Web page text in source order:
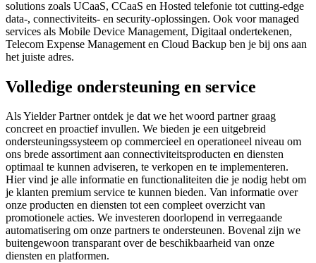
solutions zoals UCaaS, CCaaS en Hosted telefonie tot cutting-edge
data-, connectiviteits- en security-oplossingen. Ook voor managed
services als Mobile Device Management, Digitaal ondertekenen,
Telecom Expense Management en Cloud Backup ben je bij ons aan
het juiste adres.
Volledige ondersteuning en service
Als Yielder Partner ontdek je dat we het woord partner graag
concreet en proactief invullen. We bieden je een uitgebreid
ondersteuningssysteem op commercieel en operationeel niveau om
ons brede assortiment aan connectiviteitsproducten en diensten
optimaal te kunnen adviseren, te verkopen en te implementeren.
Hier vind je alle informatie en functionaliteiten die je nodig hebt om
je klanten premium service te kunnen bieden. Van informatie over
onze producten en diensten tot een compleet overzicht van
promotionele acties. We investeren doorlopend in verregaande
automatisering om onze partners te ondersteunen. Bovenal zijn we
buitengewoon transparant over de beschikbaarheid van onze
diensten en platformen.